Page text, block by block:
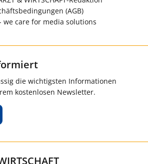
(AGB)
we care for media solutions
die wichtigsten Informationen
kostenlosen Newsletter.